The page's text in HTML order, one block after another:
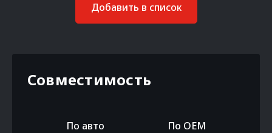
Добавить в список
Совместимость
По авто По OEM